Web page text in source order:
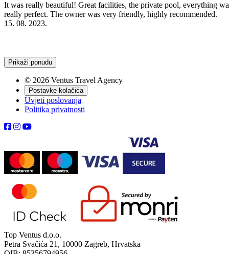
It was really beautiful! Great facilities, the private pool, everything
really perfect. The owner was very friendly, highly recommended.
15. 08. 2023.
Prikaži ponudu
© 2026 Ventus Travel Agency
Postavke kolačića
Uvjeti poslovanja
Politika privatnosti
Top Ventus d.o.o.
Petra Svačića 21, 10000 Zagreb, Hrvatska